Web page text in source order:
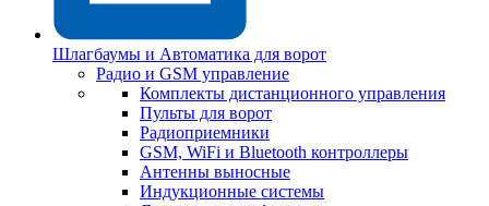
Шлагбаумы и Автоматика для ворот
Радио и GSM управление
Комплекты дистанционного управления
Пульты для ворот
Радиоприемники
GSM, WiFi и Bluetooth контроллеры
Антенны выносные
Индукционные системы